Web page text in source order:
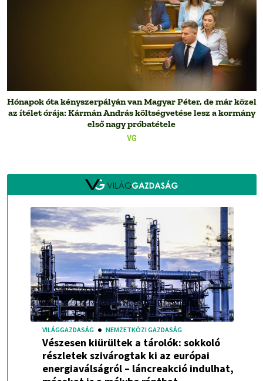
VG
Hónapok óta kényszerpályán van Magyar Péter, de már közel
az ítélet órája: Kármán András költségvetése lesz a kormány
első nagy próbatétele
VILÁGGAZDASÁG NEMZETKÖZI GAZDASÁG
Vészesen kiürültek a tárolók: sokkoló
részletek szivárogtak ki az európai
energiaválságról – láncreakció indulhat,